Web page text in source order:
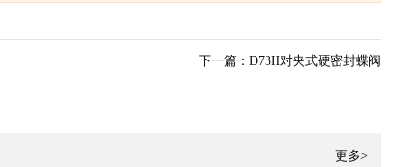
下一篇： D73H对夹式硬密封蝶阀
更多>